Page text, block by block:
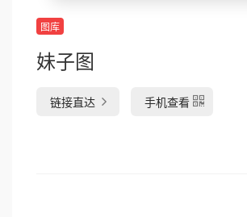
图库
妹子图
链接直达 手机查看